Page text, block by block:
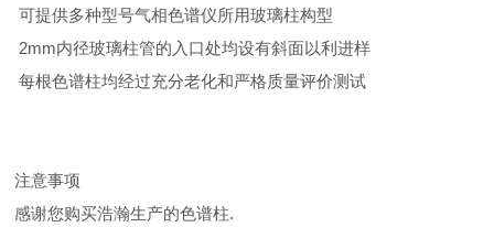
可提供多种型号气相色谱仪所用玻璃柱构型
2mm内径玻璃柱管的入口处均设有斜面以利进样
每根色谱柱均经过充分老化和严格质量评价测试
注意事项
感谢您购买浩瀚生产的色谱柱.